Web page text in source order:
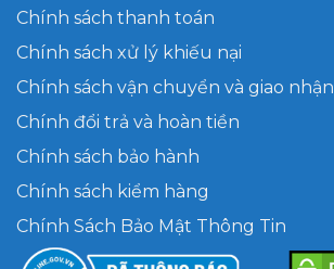
Chính sách thanh toán
Chính sách xử lý khiếu nại
Chính sách vận chuyển và giao nhận
Chính đổi trả và hoàn tiền
Chính sách bảo hành
Chính sách kiểm hàng
Chính Sách Bảo Mật Thông Tin